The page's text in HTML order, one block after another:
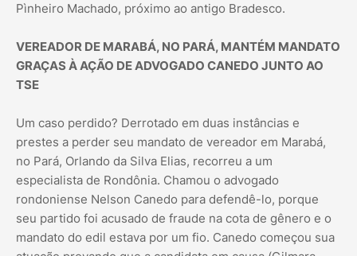
Pìnheiro Machado, próximo ao antigo Bradesco.
VEREADOR DE MARABÁ, NO PARÁ, MANTÉM MANDATO
GRAÇAS À AÇÃO DE ADVOGADO CANEDO JUNTO AO
TSE
Um caso perdido? Derrotado em duas instâncias e
prestes a perder seu mandato de vereador em Marabá,
no Pará, Orlando da Silva Elias, recorreu a um
especialista de Rondônia. Chamou o advogado
rondoniense Nelson Canedo para defendê-lo, porque
seu partido foi acusado de fraude na cota de gênero e o
mandato do edil estava por um fio. Canedo começou sua